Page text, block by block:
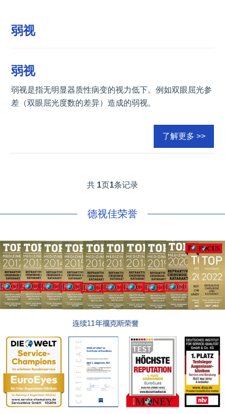
弱视
弱视
弱视是指无明显器质性病变的视力低下。例如双眼屈光参
差（双眼屈光度数的差异）造成的弱视。
了解更多 >>
共 1页1条记录
德视佳荣誉